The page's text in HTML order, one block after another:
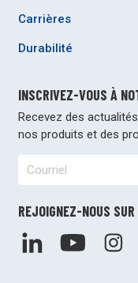
Carrières
Durabilité
INSCRIVEZ-VOUS À
Recevez des
nos produits et des
REJOIGNEZ-NOUS